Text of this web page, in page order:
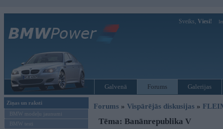
Sveiks, Viesi!
Galvenā Forums Galerijas
Ziņas un raksti
BMW modeļu jaunumi
BMW testi
Forums » Vispārējās diskusijas »
Tēma: Banānrepublika V